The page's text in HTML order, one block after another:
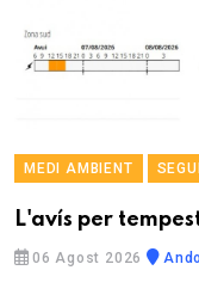
MEDI AMBIENT
L'avís per
06 Agost 2026